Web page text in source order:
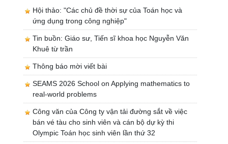
Hội thảo: "Các chủ đề thời sự của Toán học và
ứng dụng trong công nghiệp"
Tin buồn: Giáo sư, Tiến sĩ khoa học Nguyễn Văn
Khuê từ trần
Thông báo mời viết bài
SEAMS 2026 School on Applying mathematics to
real-world problems
Công văn của Công ty vận tải đường sắt về việc
bán vé tàu cho sinh viên và cán bộ dự kỳ thi
Olympic Toán học sinh viên lần thứ 32